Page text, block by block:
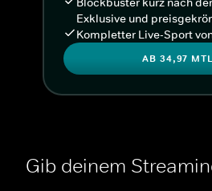
Exklusive und
Kompletter Live-Sport
AB 34,97
Gib deinem